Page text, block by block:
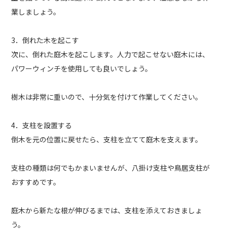
業しましょう。
3．倒れた木を起こす
次に、倒れた庭木を起こします。人力で起こせない庭木には、
パワーウィンチを使用しても良いでしょう。
樹木は非常に重いので、十分気を付けて作業してください。
4．支柱を設置する
倒木を元の位置に戻せたら、支柱を立てて庭木を支えます。
支柱の種類は何でもかまいませんが、八掛け支柱や鳥居支柱が
おすすめです。
庭木から新たな根が伸びるまでは、支柱を添えておきましょ
う。